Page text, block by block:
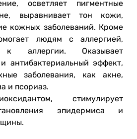
осветляет пигментные
выравнивает тон кожи,
кожных заболеваний. Кроме
людям с аллергией,
к аллергии. Оказывает
антибактериальный эффект,
заболевания, как акне,
и псориаз.
стимулирует
эпидермиса и